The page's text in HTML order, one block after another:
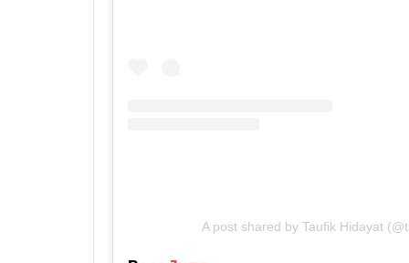
A post shared by Taufik Hidayat